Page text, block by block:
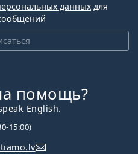
данных для
помощь?
English.
15:00)